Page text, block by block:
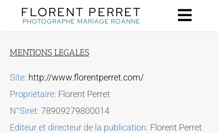
PasserFLORENT PERRET
PHOTOGRAPHE MARIAGE ROANNE
MENTIONS LEGALES
Site: http://www.florentperret.com/
Propriétaire: Florent Perret
N°Siret: 78909279800014
Editeur et directeur de la publication: Florent Perret